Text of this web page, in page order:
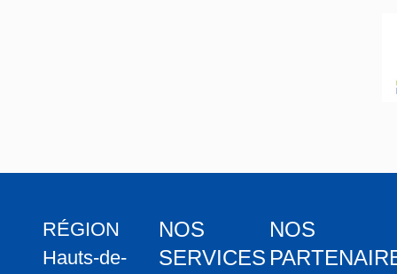
RÉGION
Hauts-de-
NOS
SERVICES
NOS